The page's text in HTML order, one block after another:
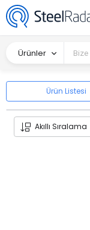
Ürünler
Ürün Listesi
Akıllı Sıralama